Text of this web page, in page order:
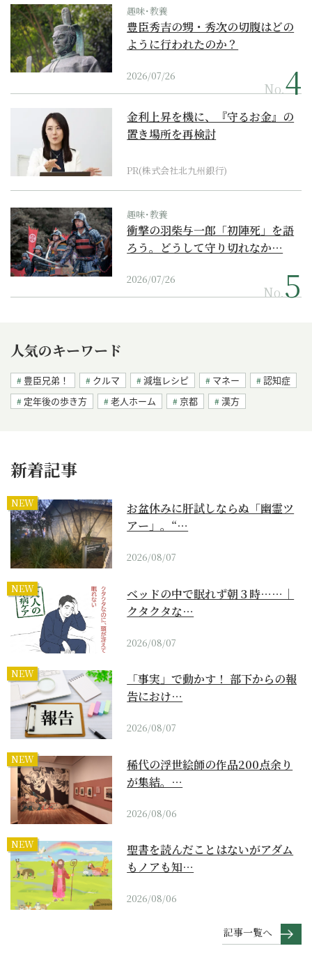
趣味･教養
豊臣秀吉の甥・秀次の切腹はどの
ように行われたのか？
2026/07/26
No.
金利上昇を機に、『守るお金』の
置き場所を再検討
PR(株式会社北九州銀行)
趣味･教養
衝撃の羽柴与一郎「初陣死」を語
ろう。どうして守り切れなか…
2026/07/26
No.
人気のキーワード
豊臣兄弟！ クルマ 減塩レシピ マネー
認知症
定年後の歩き方
老人ホーム 京都 漢方
新着記事
NEW
お盆休みに肝試しならぬ「幽霊ツ
アー」。“…
2026/08/07
NEW
ベッドの中で眠れず朝３時……｜
クタクタな…
2026/08/07
NEW
「事実」で動かす！ 部下からの報
告におけ…
2026/08/07
NEW
稀代の浮世絵師の作品200点余り
が集結。…
2026/08/06
NEW
聖書を読んだことはないがアダム
もノアも知…
2026/08/06
記事一覧へ